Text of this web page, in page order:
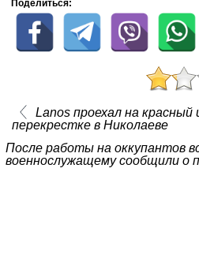
Поделиться:
Lanos проехал на красный
перекрестке в Николаеве
После работы на оккупантов
военнослужащему сообщили о